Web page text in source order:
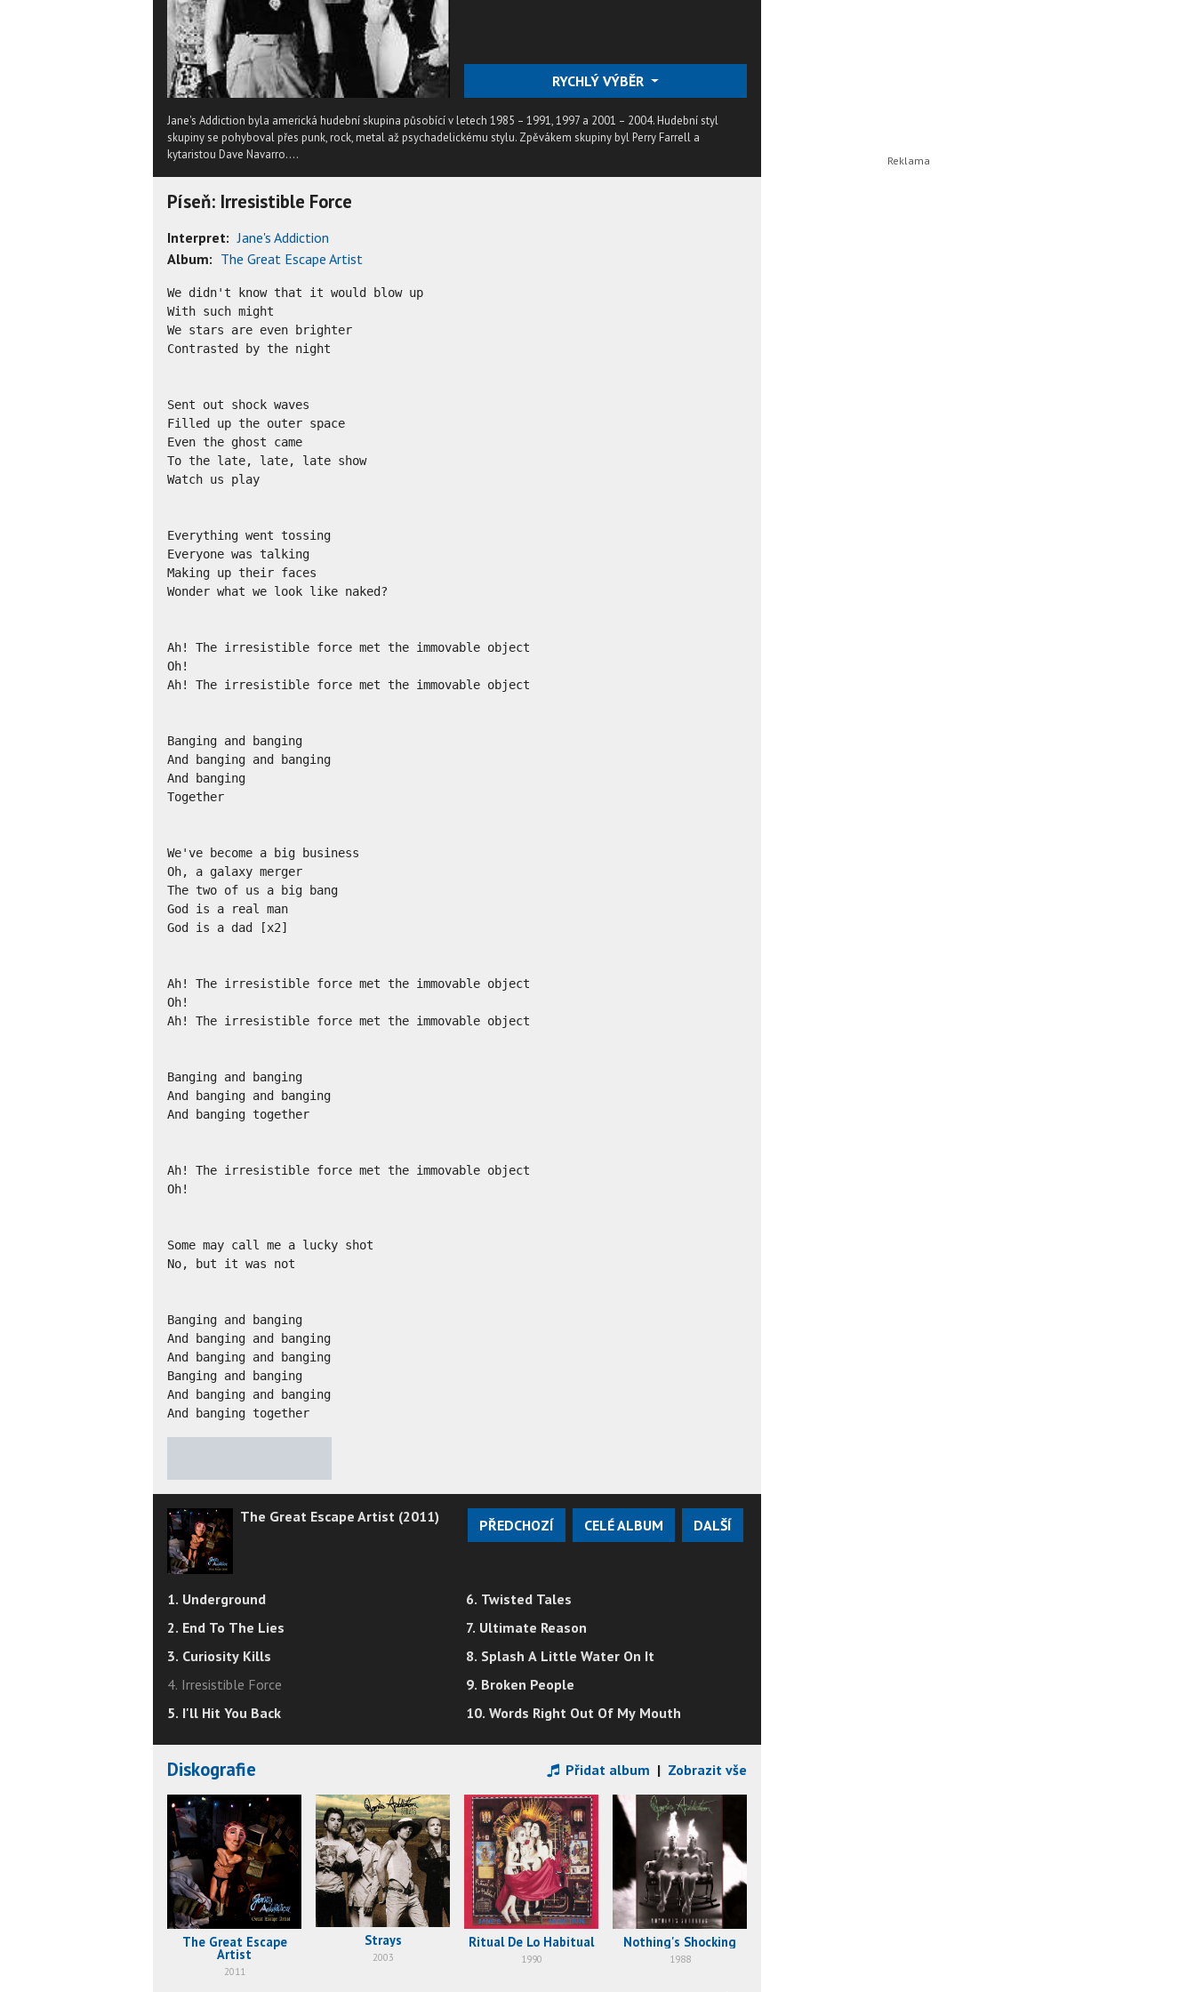
RYCHLÝ VÝBĚR
Jane's Addiction byla americká hudební skupina působící v letech 1985 – 1991, 1997 a 2001 – 2004. Hudební styl
skupiny se pohyboval přes punk, rock, metal až psychadelickému stylu. Zpěvákem skupiny byl Perry Farrell a
kytaristou Dave Navarro....
Píseň: Irresistible Force
Interpret: Jane's Addiction
Album: The Great Escape Artist
We didn't know that it would blow up
With such might
We stars are even brighter
Contrasted by the night
Sent out shock waves
Filled up the outer space
Even the ghost came
To the late, late, late show
Watch us play
Everything went tossing
Everyone was talking
Making up their faces
Wonder what we look like naked?
Ah! The irresistible force met the immovable object
Oh!
Ah! The irresistible force met the immovable object
Banging and banging
And banging and banging
And banging
Together
We've become a big business
Oh, a galaxy merger
The two of us a big bang
God is a real man
God is a dad [x2]
Ah! The irresistible force met the immovable object
Oh!
Ah! The irresistible force met the immovable object
Banging and banging
And banging and banging
And banging together
Ah! The irresistible force met the immovable object
Oh!
Some may call me a lucky shot
No, but it was not
Banging and banging
And banging and banging
And banging and banging
Banging and banging
And banging and banging
And banging together
The Great Escape Artist (2011) PŘEDCHOZÍ CELÉ ALBUM DALŠÍ
1. Underground
2. End To The Lies
3. Curiosity Kills
4. Irresistible Force
5. I'll Hit You Back
6. Twisted Tales
7. Ultimate Reason
8. Splash A Little Water On It
9. Broken People
10. Words Right Out Of My Mouth
Diskografie Přidat album | Zobrazit vše
The Great Escape
Artist
2011
Strays
2003
Ritual De Lo Habitual
1990
Nothing's Shocking
1988